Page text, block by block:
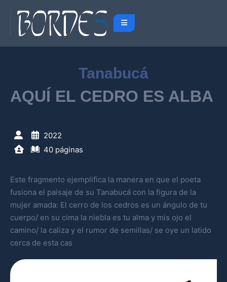
Tanabucá
AQUÍ EL CEDRO ES ALBA
2022
40 páginas
Este fragmento ejemplifica la manera en que el poeta
fusiona el paisaje de su Tanabucá con la figura de la
mujer amada: El cerro de los cedros es un ángulo de tu
cuerpo/ en su cima la niebla es tu alma y mis ojo el
camino/ la caliza y el rumor de semillas/ se oye un latido
cerca de esta cas